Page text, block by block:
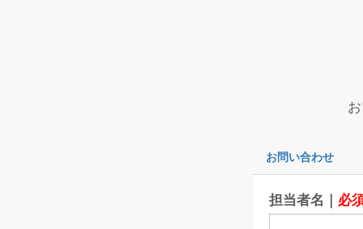
お問い合わせ
担当者名｜ 必